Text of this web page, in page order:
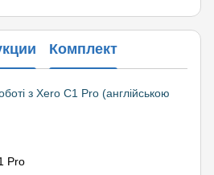
Комплект
з Xero C1 Pro (англійською
Pro